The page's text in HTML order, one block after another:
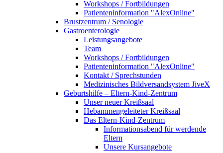
Workshops / Fortbildungen
Patienteninformation "AlexOnline"
Brustzentrum / Senologie
Gastroenterologie
Leistungsangebote
Team
Workshops / Fortbildungen
Patienteninformation "AlexOnline"
Kontakt / Sprechstunden
Medizinisches Bildversandsystem JiveX
Geburtshilfe – Eltern-Kind-Zentrum
Unser neuer Kreißsaal
Hebammengeleiteter Kreißsaal
Das Eltern-Kind-Zentrum
Informationsabend für werdende
Eltern
Unsere Kursangebote